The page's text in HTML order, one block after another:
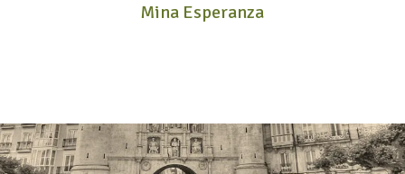
Mina Esperanza